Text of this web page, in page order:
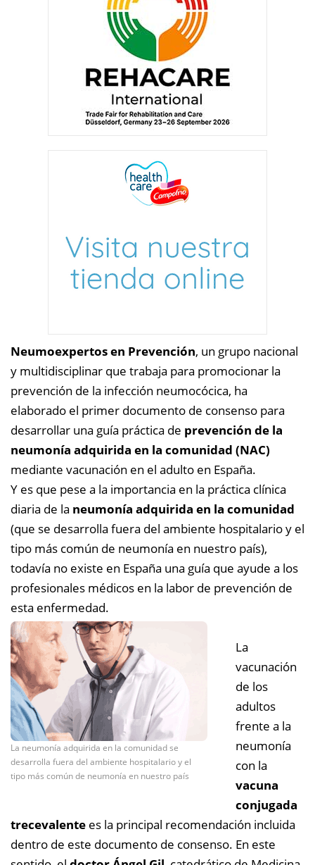
Neumoexpertos en Prevención, un grupo nacional
y multidisciplinar que trabaja para promocionar la
prevención de la infección neumocócica, ha
elaborado el primer documento de consenso para
desarrollar una guía práctica de prevención de la
neumonía adquirida en la comunidad (NAC)
mediante vacunación en el adulto en España.
Y es que pese a la importancia en la práctica clínica
diaria de la neumonía adquirida en la comunidad
(que se desarrolla fuera del ambiente hospitalario y el
tipo más común de neumonía en nuestro país),
todavía no existe en España una guía que ayude a los
profesionales médicos en la labor de prevención de
esta enfermedad.
La neumonía adquirida en la comunidad se
desarrolla fuera del ambiente hospitalario y el
tipo más común de neumonía en nuestro país
La
vacunación
de los
adultos
frente a la
neumonía
con la
vacuna
conjugada
trecevalente es la principal recomendación incluida
dentro de este documento de consenso. En este